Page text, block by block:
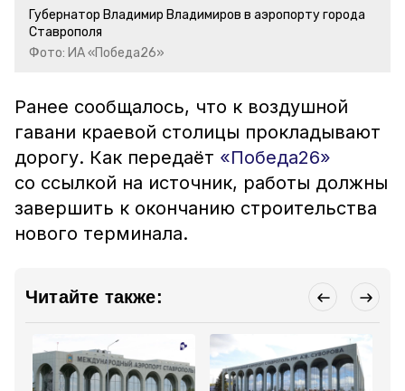
Губернатор Владимир Владимиров в аэропорту города
Ставрополя
Фото: ИА «Победа26»
Ранее сообщалось, что к воздушной
гавани краевой столицы прокладывают
дорогу. Как передаёт «Победа26»
со ссылкой на источник, работы должны
завершить к окончанию строительства
нового терминала.
Читайте также: